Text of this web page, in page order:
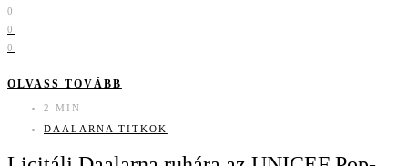
0
0
0
OLVASS TOVÁBB
2 MIN
DAALARNA TITKOK